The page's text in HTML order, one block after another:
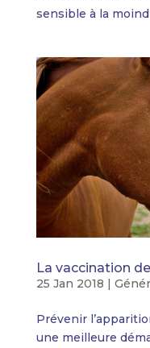
sensible à la
La vaccination
25 Jan 2018 |
Prévenir
une meilleure